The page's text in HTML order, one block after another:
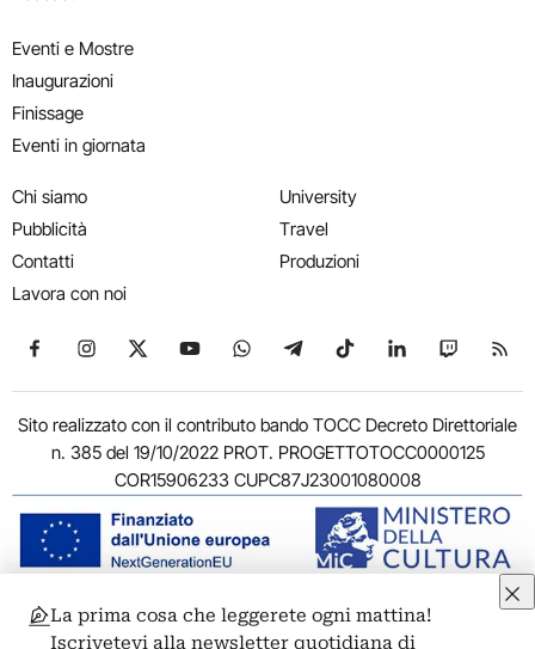
Eventi e Mostre
Inaugurazioni
Finissage
Eventi in giornata
Chi siamo
Pubblicità
Contatti
Lavora con noi
University
Travel
Produzioni
Seguici su Facebook
Seguici su Instagram
Seguici su X
Seguici su YouTube
Seguici su WhatsApp
Seguici su Telegram
Seguici su TikTok
Seguici su
Seguici
Sito realizzato con il contributo bando TOCC Decreto Direttoriale
n. 385 del 19/10/2022 PROT. PROGETTOTOCC0000125
COR15906233 CUPC87J23001080008
© 2011-2026 ARTRIBUNE srl – Corso Vittorio Emanuele II, 287 –
La prima cosa che leggerete ogni mattina!
Iscrivetevi alla newsletter quotidiana di